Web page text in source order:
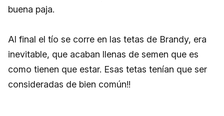
buena paja.
Al final el tío se corre en las tetas de Brandy, era
inevitable, que acaban llenas de semen que es
como tienen que estar. Esas tetas tenían que ser
consideradas de bien común!!